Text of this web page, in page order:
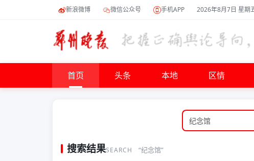
新浪微博 微信公众号 手机APP 2026年8月7日 星期
首页 头条 本地 区情
搜索结果SEARCH “纪念馆”